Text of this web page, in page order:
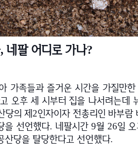
, 네팔 어디로 가나?
가족들과 즐거운 시간을 가질만한
오후 세 시부터 집을 나서려는데
당의 제2인자이자 전총리인 바부람
을 선언했다.네팔시간 9월 26일
산당을 탈당한다고 선언했다.